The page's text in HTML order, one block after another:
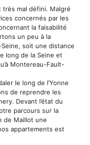
très mal défini. Malgré
concernés par les
la faisabilité
un peu à la
soit une distance
long de la Seine et
Montereau-Fault-
le long de l’Yonne
de reprendre les
Devant l’état du
parcours sur la
de Maillot une
appartements est